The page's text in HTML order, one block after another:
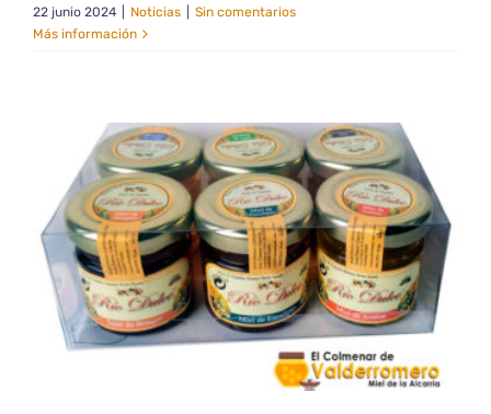
22 junio 2024 Noticias
Sin comentarios
Más información